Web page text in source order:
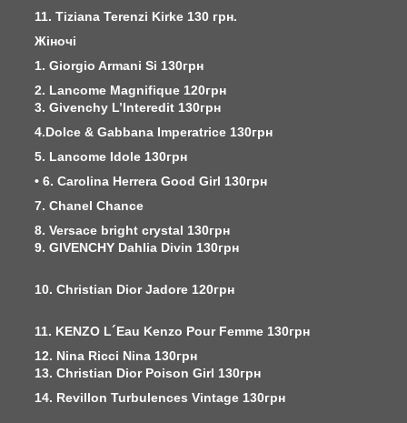
11. Tiziana Terenzi Kirke 130 грн.
Жіночі
1. Giorgio Armani Si 130грн
2. Lancome Magnifique 120грн
3. Givenchy L’Interedit 130грн
4.Dolce & Gabbana Imperatrice 130грн
5. Lancome Idole 130грн
• 6. Carolina Herrera Good Girl 130грн
7. Chanel Chance
8. Versace bright crystal 130грн
9. GIVENCHY Dahlia Divin 130грн
10. Christian Dior Jadore 120грн
11. KENZO L´Eau Kenzo Pour Femme 130грн
12. Nina Ricci Nina 130грн
13. Christian Dior Poison Girl 130грн
14. Revillon Turbulences Vintage 130грн